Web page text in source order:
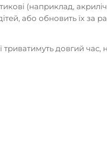
(наприклад,
або обновить їх за
довгий час,